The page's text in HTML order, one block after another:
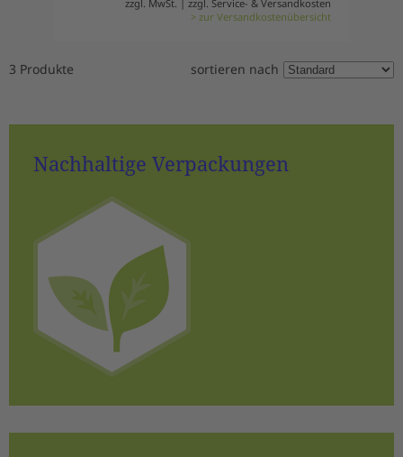
zzgl. MwSt. | zzgl. Service- & Versandkosten
> zur Versandkostenübersicht
3 Produkte sortieren nach
Nachhaltige Verpackungen